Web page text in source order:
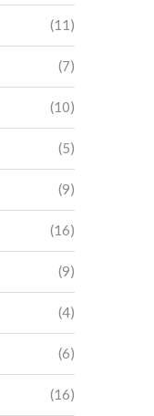
(11)
(7)
(10)
(5)
(9)
(16)
(9)
(4)
(6)
(16)